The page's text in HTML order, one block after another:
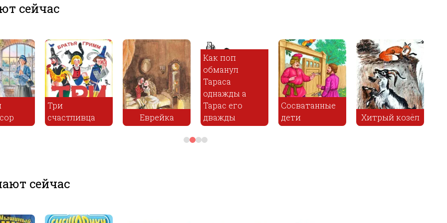
сейчас
Три
счастливца
Еврейка
Как поп
обманул
Тараса
однажды а
Тарас его
дважды
Сосватанные
дети
Хитрый козёл
сейчас